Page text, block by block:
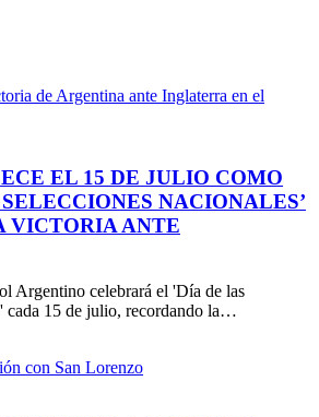
EL 15 DE JULIO COMO
NACIONALES’
VICTORIA ANTE
Argentino celebrará el 'Día de las
cada 15 de julio, recordando la…